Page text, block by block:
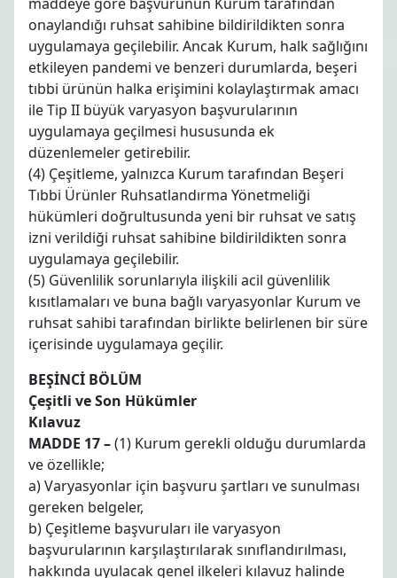
onaylandığı ruhsat sahibine bildirildikten sonra
uygulamaya geçilebilir. Ancak Kurum, halk sağlığını
etkileyen pandemi ve benzeri durumlarda, beşeri
tıbbi ürünün halka erişimini kolaylaştırmak amacı
ile Tip II büyük varyasyon başvurularının
uygulamaya geçilmesi hususunda ek
düzenlemeler getirebilir.
(4) Çeşitleme, yalnızca Kurum tarafından Beşeri
Tıbbi Ürünler Ruhsatlandırma Yönetmeliği
hükümleri doğrultusunda yeni bir ruhsat ve satış
izni verildiği ruhsat sahibine bildirildikten sonra
uygulamaya geçilebilir.
(5) Güvenlilik sorunlarıyla ilişkili acil güvenlilik
kısıtlamaları ve buna bağlı varyasyonlar Kurum ve
ruhsat sahibi tarafından birlikte belirlenen bir süre
içerisinde uygulamaya geçilir.
BEŞİNCİ BÖLÜM
Çeşitli ve Son Hükümler
Kılavuz
MADDE 17 –(1) Kurum gerekli olduğu durumlarda
ve özellikle;
a) Varyasyonlar için başvuru şartları ve sunulması
gereken belgeler,
b) Çeşitleme başvuruları ile varyasyon
başvurularının karşılaştırılarak sınıflandırılması,
hakkında uyulacak genel ilkeleri kılavuz halinde